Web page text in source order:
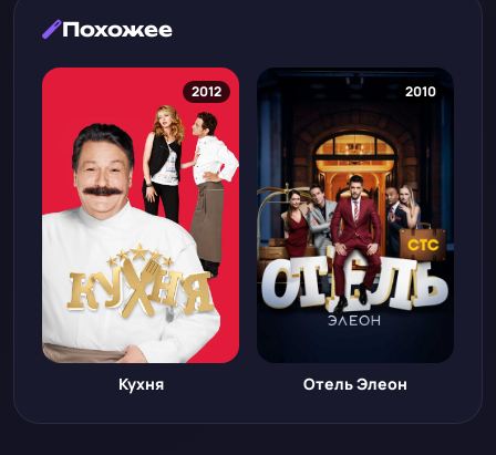
Похожее
2012
Кухня
2010
Отель Элеон